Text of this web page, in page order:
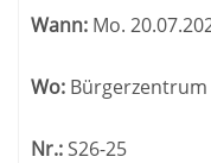
Wann: Mo.
Wo:
Nr.:S26-25